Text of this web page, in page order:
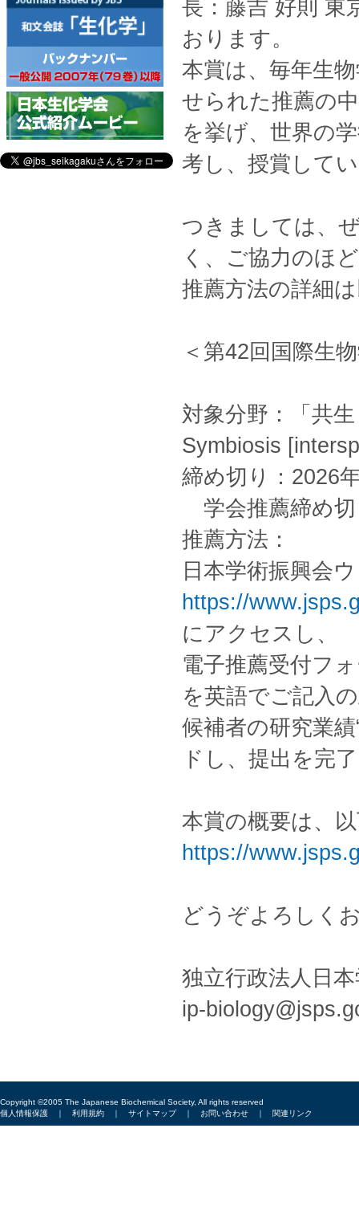
長：藤吉 好則 東
おります。
本賞は、毎年生
せられた推薦の
を挙げ、世界の
考し、授賞して
つきましては、
く、ご協力のほ
推薦方法の詳細
＜第42回国際生
対象分野：「共
Symbiosis
締め切り：2026
学会推薦締め切
推薦方法：
日本学術振興会
https://
にアクセスし、
電子推薦受付フ
を英語でご記入
候補者の研究業
ドし、提出を完
本賞の概要は、
https://
どうぞよろしく
独立行政法人日
ip-
Copyright ©2005 The Japanese Biochemical Society, All rights reserved
個人情報保護 ｜ 利用規約 ｜ サイトマップ｜ お問い合わせ ｜ 関連リンク